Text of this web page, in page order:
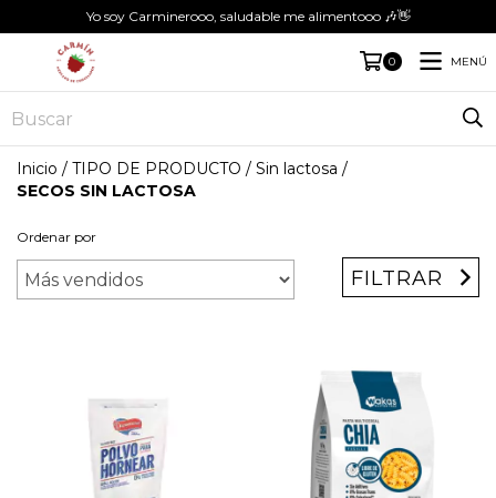
Yo soy Carminerooo, saludable me alimentooo 🎶👋
0 MENÚ
Inicio / TIPO DE PRODUCTO / Sin lactosa /
SECOS SIN LACTOSA
Ordenar por
FILTRAR